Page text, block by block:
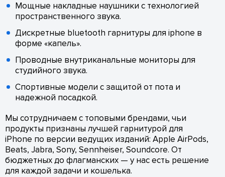
Мощные накладные наушники с технологией
пространственного звука.
Дискретные bluetooth гарнитуры для iphone в
форме «капель».
Проводные внутриканальные мониторы для
студийного звука.
Спортивные модели с защитой от пота и
надежной посадкой.
Мы сотрудничаем с топовыми брендами, чьи
продукты признаны лучшей гарнитурой для
iPhone по версии ведущих изданий: Apple AirPods,
Beats, Jabra, Sony, Sennheiser, Soundcore. От
бюджетных до флагманских — у нас есть решение
для каждой задачи и кошелька.